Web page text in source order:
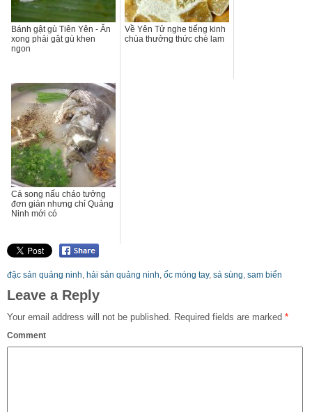
Bánh gật gù Tiên Yên - Ăn
xong phải gật gù khen
ngon
Về Yên Tử nghe tiếng kinh
chùa thưởng thức chè lam
Cá song nấu cháo tưởng
đơn giản nhưng chỉ Quảng
Ninh mới có
đặc sản quảng ninh hải sản quảng ninh ốc móng tay, sá sùng sam biển
Leave a Reply
Your email address will not be published. Required fields are marked *
Comment